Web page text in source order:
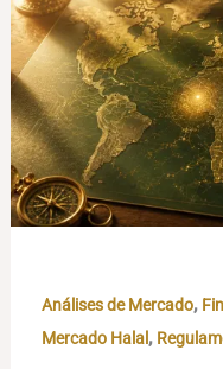
Análises de Mercado,
Mercado Halal,